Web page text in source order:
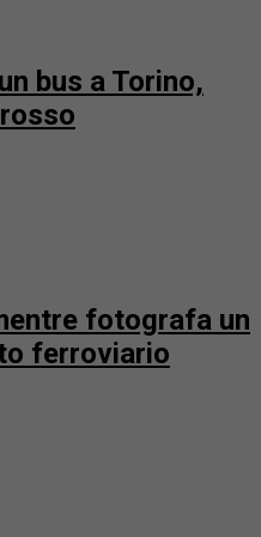
bus a Torino,
fotografa un
ferroviario